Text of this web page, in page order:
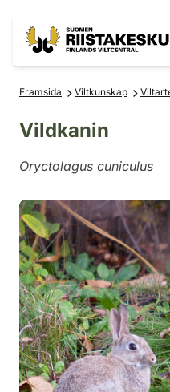
Framsida Viltkunskap
Vildkanin
Oryctolagus cuniculus